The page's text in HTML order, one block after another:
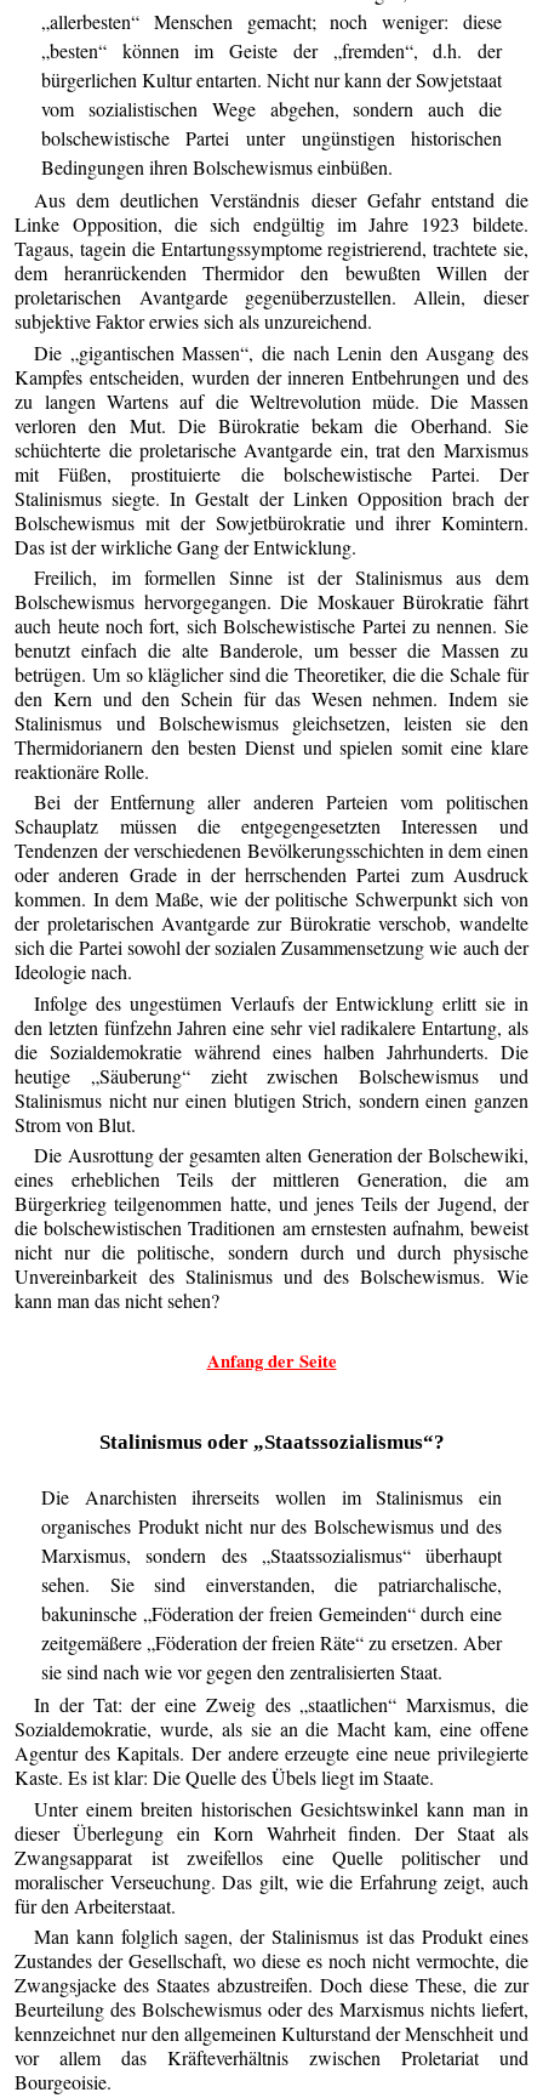
„allerbesten“ Menschen gemacht; noch weniger: diese
„besten“ können im Geiste der „fremden“, d.h. der
bürgerlichen Kultur entarten. Nicht nur kann der Sowjetstaat
vom sozialistischen Wege abgehen, sondern auch die
bolschewistische Partei unter ungünstigen historischen
Bedingungen ihren Bolschewismus einbüßen.
Aus dem deutlichen Verständnis dieser Gefahr entstand die
Linke Opposition, die sich endgültig im Jahre 1923 bildete.
Tagaus, tagein die Entartungssymptome registrierend, trachtete sie,
dem heranrückenden Thermidor den bewußten Willen der
proletarischen Avantgarde gegenüberzustellen. Allein, dieser
subjektive Faktor erwies sich als unzureichend.
Die „gigantischen Massen“, die nach Lenin den Ausgang des
Kampfes entscheiden, wurden der inneren Entbehrungen und des
zu langen Wartens auf die Weltrevolution müde. Die Massen
verloren den Mut. Die Bürokratie bekam die Oberhand. Sie
schüchterte die proletarische Avantgarde ein, trat den Marxismus
mit Füßen, prostituierte die bolschewistische Partei. Der
Stalinismus siegte. In Gestalt der Linken Opposition brach der
Bolschewismus mit der Sowjetbürokratie und ihrer Komintern.
Das ist der wirkliche Gang der Entwicklung.
Freilich, im formellen Sinne ist der Stalinismus aus dem
Bolschewismus hervorgegangen. Die Moskauer Bürokratie fährt
auch heute noch fort, sich Bolschewistische Partei zu nennen. Sie
benutzt einfach die alte Banderole, um besser die Massen zu
betrügen. Um so kläglicher sind die Theoretiker, die die Schale für
den Kern und den Schein für das Wesen nehmen. Indem sie
Stalinismus und Bolschewismus gleichsetzen, leisten sie den
Thermidorianern den besten Dienst und spielen somit eine klare
reaktionäre Rolle.
Bei der Entfernung aller anderen Parteien vom politischen
Schauplatz müssen die entgegengesetzten Interessen und
Tendenzen der verschiedenen Bevölkerungsschichten in dem einen
oder anderen Grade in der herrschenden Partei zum Ausdruck
kommen. In dem Maße, wie der politische Schwerpunkt sich von
der proletarischen Avantgarde zur Bürokratie verschob, wandelte
sich die Partei sowohl der sozialen Zusammensetzung wie auch der
Ideologie nach.
Infolge des ungestümen Verlaufs der Entwicklung erlitt sie in
den letzten fünfzehn Jahren eine sehr viel radikalere Entartung, als
die Sozialdemokratie während eines halben Jahrhunderts. Die
heutige „Säuberung“ zieht zwischen Bolschewismus und
Stalinismus nicht nur einen blutigen Strich, sondern einen ganzen
Strom von Blut.
Die Ausrottung der gesamten alten Generation der Bolschewiki,
eines erheblichen Teils der mittleren Generation, die am
Bürgerkrieg teilgenommen hatte, und jenes Teils der Jugend, der
die bolschewistischen Traditionen am ernstesten aufnahm, beweist
nicht nur die politische, sondern durch und durch physische
Unvereinbarkeit des Stalinismus und des Bolschewismus. Wie
kann man das nicht sehen?
Anfang der Seite
Stalinismus oder „Staatssozialismus“?
Die Anarchisten ihrerseits wollen im Stalinismus ein
organisches Produkt nicht nur des Bolschewismus und des
Marxismus, sondern des „Staatssozialismus“ überhaupt
sehen. Sie sind einverstanden, die patriarchalische,
bakuninsche „Föderation der freien Gemeinden“ durch eine
zeitgemäßere „Föderation der freien Räte“ zu ersetzen. Aber
sie sind nach wie vor gegen den zentralisierten Staat.
In der Tat: der eine Zweig des „staatlichen“ Marxismus, die
Sozialdemokratie, wurde, als sie an die Macht kam, eine offene
Agentur des Kapitals. Der andere erzeugte eine neue privilegierte
Kaste. Es ist klar: Die Quelle des Übels liegt im Staate.
Unter einem breiten historischen Gesichtswinkel kann man in
dieser Überlegung ein Korn Wahrheit finden. Der Staat als
Zwangsapparat ist zweifellos eine Quelle politischer und
moralischer Verseuchung. Das gilt, wie die Erfahrung zeigt, auch
für den Arbeiterstaat.
Man kann folglich sagen, der Stalinismus ist das Produkt eines
Zustandes der Gesellschaft, wo diese es noch nicht vermochte, die
Zwangsjacke des Staates abzustreifen. Doch diese These, die zur
Beurteilung des Bolschewismus oder des Marxismus nichts liefert,
kennzeichnet nur den allgemeinen Kulturstand der Menschheit und
vor allem das Kräfteverhältnis zwischen Proletariat und
Bourgeoisie.